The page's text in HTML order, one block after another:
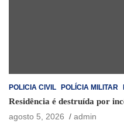
POLICIA CIVIL POLÍCIA MILITAR
Residência é destruída por
agosto 5, 2026
admin